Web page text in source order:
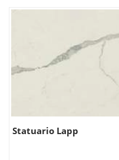
Statuario Lapp